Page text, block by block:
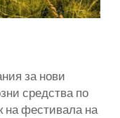
за нови
средства по
на фестивала на